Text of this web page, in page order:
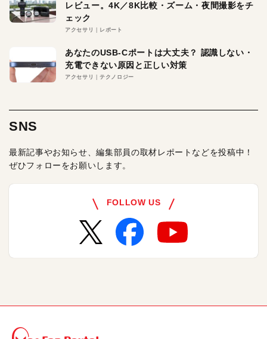
レビュー。4K／8K比較・ズーム・夜間撮影をチ
ェック
アクセサリ レポート
あなたのUSB-Cポートは大丈夫？ 認識しない・
充電できない原因と正しい対策
アクセサリ テクノロジー
SNS
最新記事やお知らせ、編集部員の取材レポートなどを投稿中！
ぜひフォローをお願いします。
FOLLOW US